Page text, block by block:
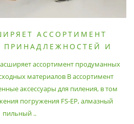
АССОРТИМЕНТ
И
ассортимент продуманных
материалов В ассортимент
аксессуары для пиления, в том
погружения FS-EP, алмазный
пильный ..